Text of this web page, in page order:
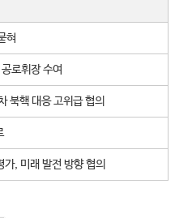
혀
로휘장 수여
북핵 대응 고위급 협의
, 미래 발전 방향 협의